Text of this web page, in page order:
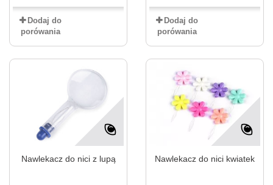
Dodaj do
porówania
Dodaj do
porówania
Nawlekacz do nici z lupą Nawlekacz do nici kwiatek